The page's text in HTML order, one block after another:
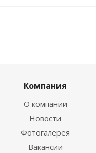
Компания
О компании
Новости
Фотогалерея
Вакансии